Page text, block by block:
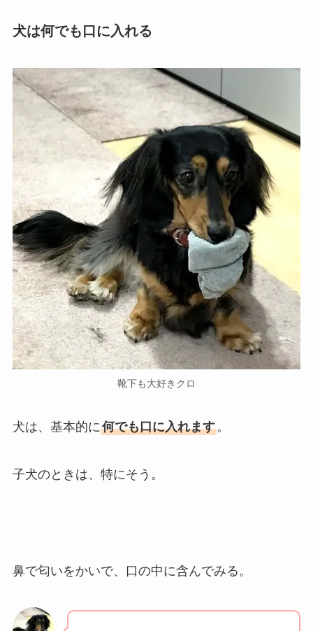
犬は何でも口に入れる
靴下も大好きクロ
犬は、基本的に何でも口に入れます。
子犬のときは、特にそう。
鼻で匂いをかいで、口の中に含んでみる。